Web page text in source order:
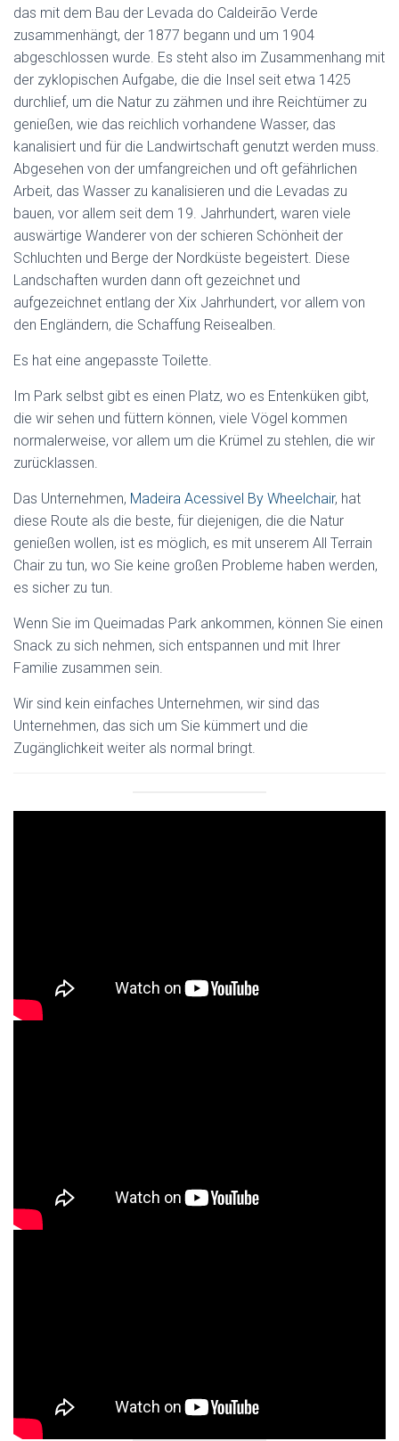
das mit dem Bau der Levada do Caldeirão Verde
zusammenhängt, der 1877 begann und um 1904
abgeschlossen wurde. Es steht also im Zusammenhang mit
der zyklopischen Aufgabe, die die Insel seit etwa 1425
durchlief, um die Natur zu zähmen und ihre Reichtümer zu
genießen, wie das reichlich vorhandene Wasser, das
kanalisiert und für die Landwirtschaft genutzt werden muss.
Abgesehen von der umfangreichen und oft gefährlichen
Arbeit, das Wasser zu kanalisieren und die Levadas zu
bauen, vor allem seit dem 19. Jahrhundert, waren viele
auswärtige Wanderer von der schieren Schönheit der
Schluchten und Berge der Nordküste begeistert. Diese
Landschaften wurden dann oft gezeichnet und
aufgezeichnet entlang der Xix Jahrhundert, vor allem von
den Engländern, die Schaffung Reisealben.
Es hat eine angepasste Toilette.
Im Park selbst gibt es einen Platz, wo es Entenküken gibt,
die wir sehen und füttern können, viele Vögel kommen
normalerweise, vor allem um die Krümel zu stehlen, die wir
zurücklassen.
Das Unternehmen, Madeira Acessivel By Wheelchair, hat
diese Route als die beste, für diejenigen, die die Natur
genießen wollen, ist es möglich, es mit unserem All Terrain
Chair zu tun, wo Sie keine großen Probleme haben werden,
es sicher zu tun.
Wenn Sie im Queimadas Park ankommen, können Sie einen
Snack zu sich nehmen, sich entspannen und mit Ihrer
Familie zusammen sein.
Wir sind kein einfaches Unternehmen, wir sind das
Unternehmen, das sich um Sie kümmert und die
Zugänglichkeit weiter als normal bringt.